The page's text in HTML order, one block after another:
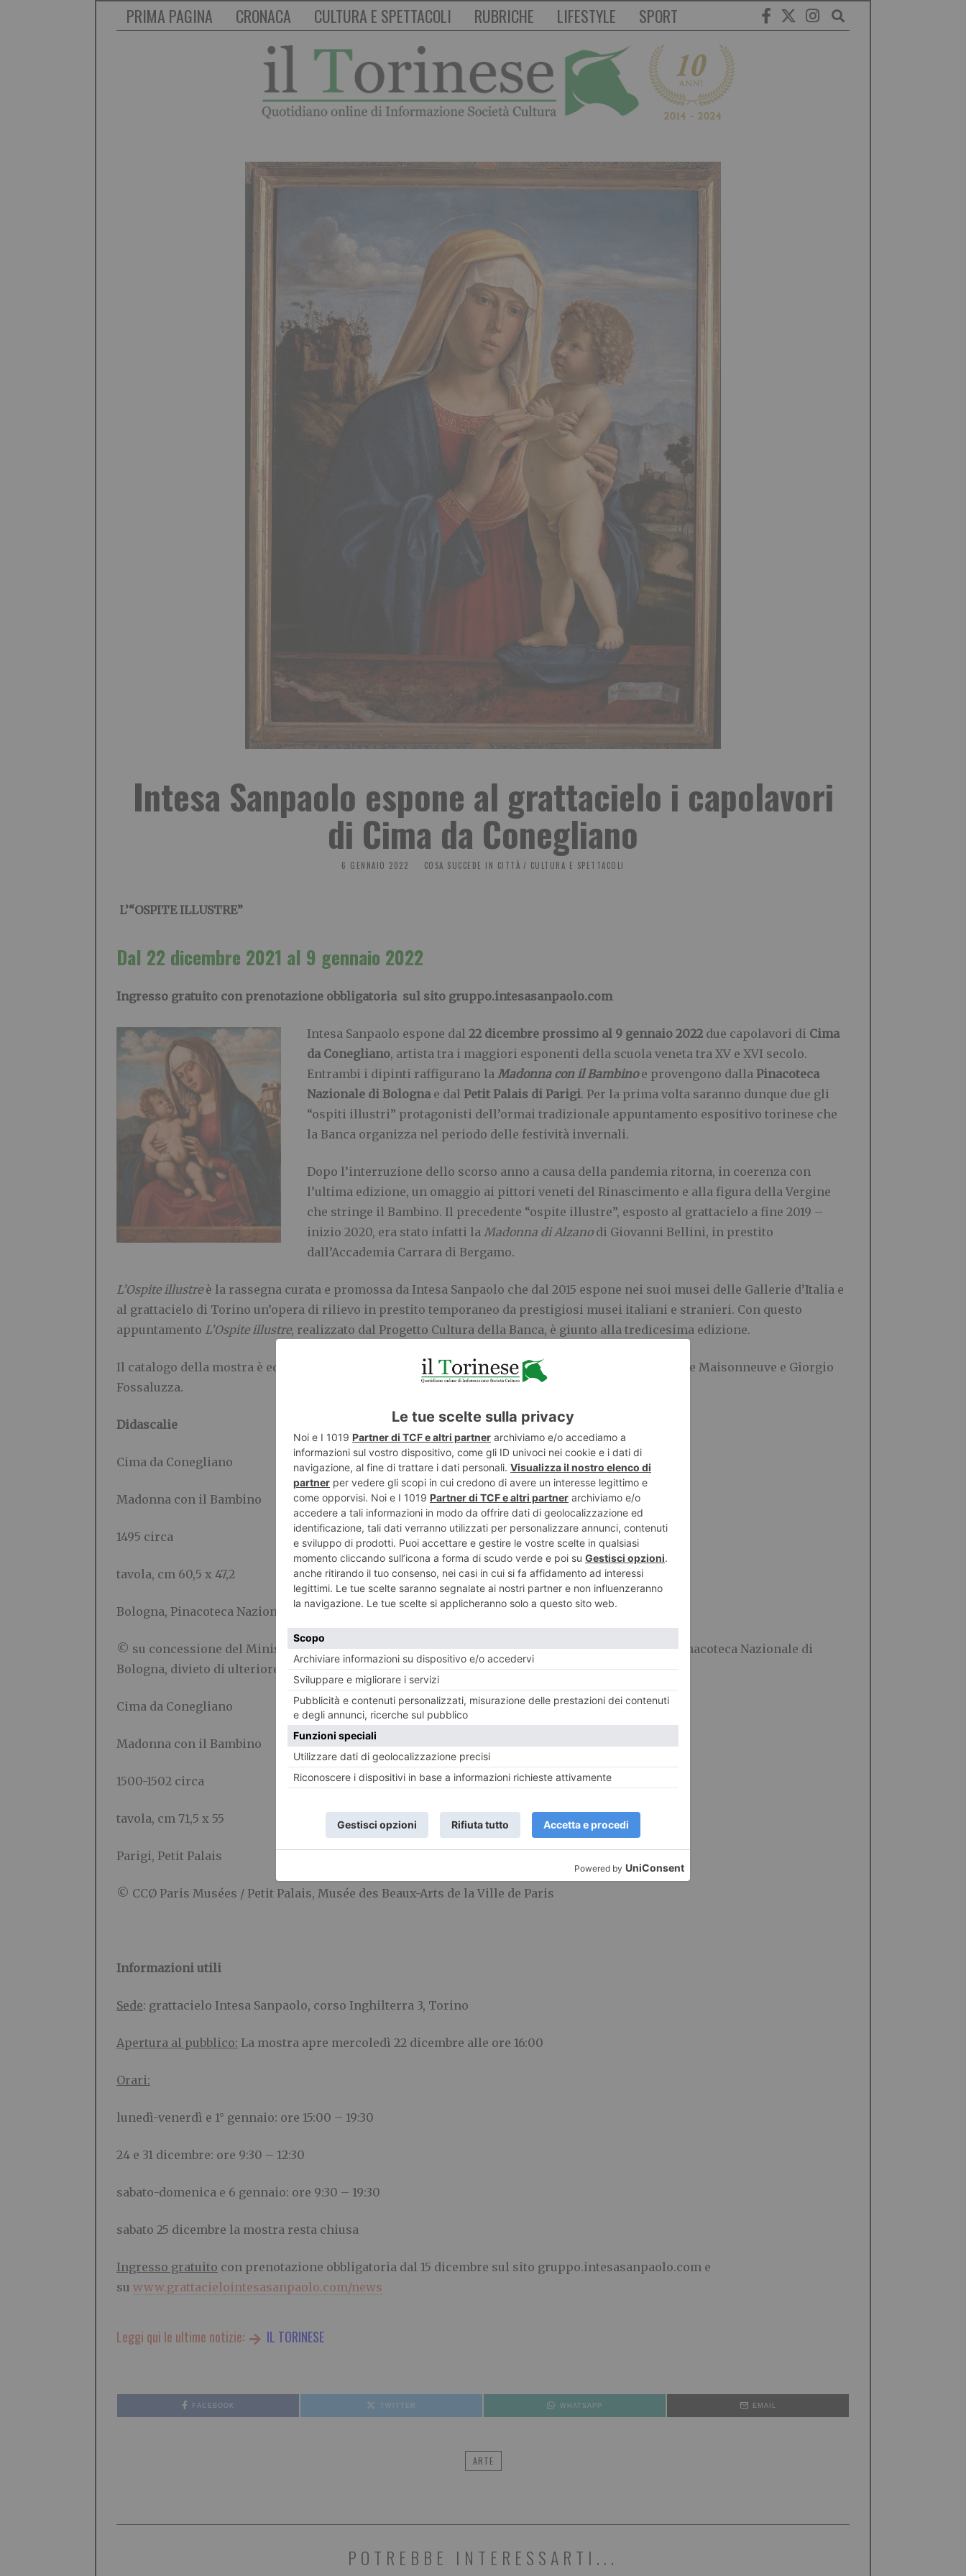
PRIMA PAGINA CRONACA CULTURA E SPETTACOLI RUBRICHE LIFESTYLE SPORT
Intesa Sanpaolo espone al grattacielo i capolavori
di Cima da Conegliano
6 GENNAIO 2022 COSA SUCCEDE IN CITTÀ / CULTURA E SPETTACOLI
L’“OSPITE ILLUSTRE”
Dal 22 dicembre 2021 al 9 gennaio 2022
Ingresso gratuito con prenotazione obbligatoria sul sito gruppo.intesasanpaolo.com
Intesa Sanpaolo espone dal 22 dicembre prossimo al 9 gennaio 2022 due capolavori di Cima
da Conegliano, artista tra i maggiori esponenti della scuola veneta tra XV e XVI secolo.
Entrambi i dipinti raffigurano la Madonna con il Bambino e provengono dalla Pinacoteca
Nazionale di Bolognae dal Petit Palais di Parigi. Per la prima volta saranno dunque due gli
“ospiti illustri” protagonisti dell’ormai tradizionale appuntamento espositivo torinese che
la Banca organizza nel periodo delle festività invernali.
Dopo l’interruzione dello scorso anno a causa della pandemia ritorna, in coerenza con
l’ultima edizione, un omaggio ai pittori veneti del Rinascimento e alla figura della Vergine
che stringe il Bambino. Il precedente “ospite illustre”, esposto al grattacielo a fine 2019 –
inizio 2020, era stato infatti la Madonna di Alzanodi Giovanni Bellini, in prestito
dall’Accademia Carrara di Bergamo.
L’Ospite illustreè la rassegna curata e promossa da Intesa Sanpaolo che dal 2015 espone nei suoi musei delle Gallerie d’Italia e
al grattacielo di Torino un’opera di rilievo in prestito temporaneo da prestigiosi musei italiani e stranieri. Con questo
appuntamento L’Ospite illustre, realizzato dal Progetto Cultura della Banca, è giunto alla tredicesima edizione.
Il catalogo della mostra è edito da Edizioni Gallerie d’Italia | Skira con testi di Neville Rowley, Cécile Maisonneuve e Giorgio
Fossaluzza.
Didascalie
Cima da Conegliano
Madonna con il Bambino
1495 circa
tavola, cm 60,5 x 47,2
Bologna, Pinacoteca Nazionale
© su concessione del Ministero della Cultura, Direzione regionale Musei dell’Emilia-Romagna, Pinacoteca Nazionale di
Bologna, divieto di ulteriore riproduzione o duplicazione con qualsiasi mezzo
Cima da Conegliano
Madonna con il Bambino
1500-1502 circa
tavola, cm 71,5 x 55
Parigi, Petit Palais
© CCØ Paris Musées / Petit Palais, Musée des Beaux-Arts de la Ville de Paris
Informazioni utili
Sede: grattacielo Intesa Sanpaolo, corso Inghilterra 3, Torino
Apertura al pubblico: La mostra apre mercoledì 22 dicembre alle ore 16:00
Orari:
lunedì-venerdì e 1° gennaio: ore 15:00 – 19:30
24 e 31 dicembre: ore 9:30 – 12:30
sabato-domenica e 6 gennaio: ore 9:30 – 19:30
sabato 25 dicembre la mostra resta chiusa
Ingresso gratuito con prenotazione obbligatoria dal 15 dicembre sul sito gruppo.intesasanpaolo.com e
su www.grattacielointesasanpaolo.com/news
Leggi qui le ultime notizie: IL TORINESE
FACEBOOK TWITTER WHATSAPP EMAIL
ARTE
POTREBBE INTERESSARTI...